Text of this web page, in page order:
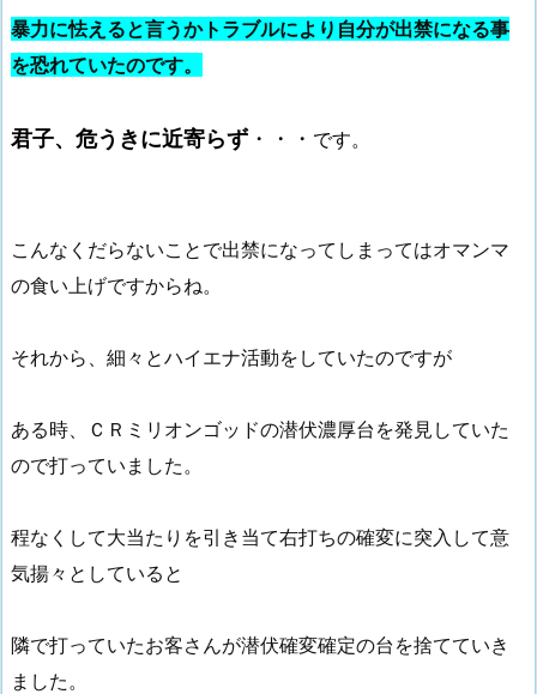
暴力に怯えると言うかトラブルにより自分が出禁になる事
を恐れていたのです。
君子、危うきに近寄らず・・・ です。
こんなくだらないことで出禁になってしまってはオマンマ
の食い上げですからね。
それから、細々とハイエナ活動をしていたのですが
ある時、ＣＲミリオンゴッドの潜伏濃厚台を発見していた
ので打っていました。
程なくして大当たりを引き当て右打ちの確変に突入して意
気揚々としていると
隣で打っていたお客さんが潜伏確変確定の台を捨てていき
ました。